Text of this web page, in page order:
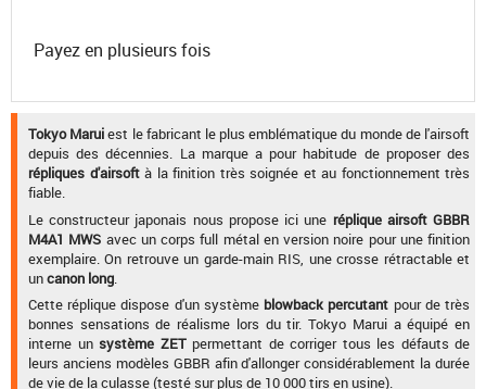
Payez en plusieurs fois
Tokyo Maruiest le fabricant le plus emblématique du monde de l'airsoft
depuis des décennies. La marque a pour habitude de proposer des
répliques d'airsoftà la finition très soignée et au fonctionnement très
fiable.
Le constructeur japonais nous propose ici une réplique airsoft GBBR
M4A1 MWS avec un corps full métal en version noire pour une finition
exemplaire. On retrouve un garde-main RIS, une crosse rétractable et
uncanon long
Cette réplique dispose d'un système blowback percutant pour de très
bonnes sensations de réalisme lors du tir. Tokyo Marui a équipé en
interne un système ZETpermettant de corriger tous les défauts de
leurs anciens modèles GBBR afin d'allonger considérablement la durée
de vie de la culasse (testé sur plus de 10 000 tirs en usine).